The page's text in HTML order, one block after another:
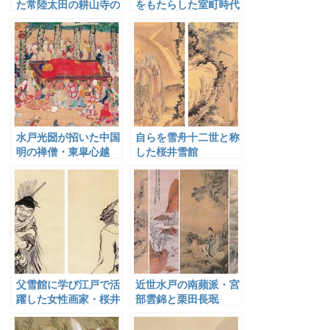
た常陸太田の耕山寺の
僧・性安
をもたらした室町時代
の画僧・祥啓
水戸光圀が招いた中国
明の禅僧・東皐心越
自らを雪舟十二世と称
した桜井雪館
父雪館に学び江戸で活
躍した女性画家・桜井
雪保
近世水戸の南蘋派・宮
部雲錦と栗田長珉